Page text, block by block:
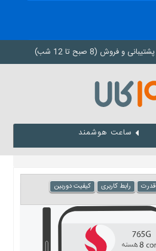
پشتیبانی و فروش (8 صبح تا 12 شب)
ساعت هوشمند
قدرت رابط کاربری کیفیت دوربین